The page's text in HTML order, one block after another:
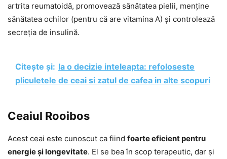
artrita reumatoidă, promovează sănătatea pielii, menține
sănătatea ochilor (pentru că are vitamina A) și controlează
secreția de insulină.
Citește și: Ia o decizie inteleapta: refoloseste
pliculetele de ceai si zatul de cafea in alte scopuri
Ceaiul Rooibos
Acest ceai este cunoscut ca fiind foarte eficient pentru
energie și longevitate. El se bea în scop terapeutic, dar și